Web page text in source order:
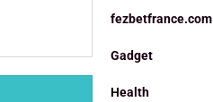
fezbetfrance.com
Gadget
Health